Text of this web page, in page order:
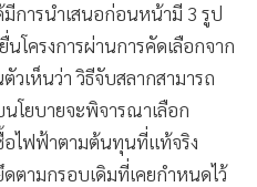
การนำเสนอก่อนหน้ามี 3 รูป
โครงการผ่านการคัดเลือกจาก
เห็นว่า วิธีจับสลากสามารถ
โยบายจะพิจารณาเลือก
อไฟฟ้าตามต้นทุนที่แท้จริง
ตามกรอบเดิมที่เคยกำหนดไว้